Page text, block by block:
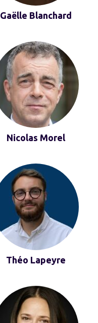
Gaëlle Blanchard
Nicolas Morel
Théo Lapeyre